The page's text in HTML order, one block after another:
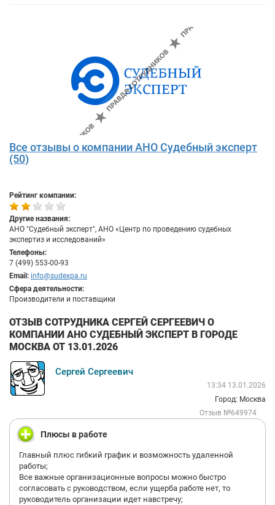
Все отзывы о компании АНО Судебный эксперт
(50)
Рейтинг компании:
Другие названия:
АНО "Судебный эксперт", АНО «Центр по проведению судебных
экспертиз и исследований»
Телефоны:
7 (499) 553-00-93
Email: info@sudexpa.ru
Сфера деятельности:
Производители и поставщики
ОТЗЫВ СОТРУДНИКА СЕРГЕЙ СЕРГЕЕВИЧ О
КОМПАНИИ АНО СУДЕБНЫЙ ЭКСПЕРТ В ГОРОДЕ
МОСКВА ОТ 13.01.2026
Сергей Сергеевич
13:34 13.01.2026
Город: Москва
Отзыв №649974
Плюсы в работе
Главный плюс гибкий график и возможность удаленной
работы;
Все важные организационные вопросы можно быстро
согласовать с руководством, если ущерба работе нет, то
руководитель организации идет навстречу;